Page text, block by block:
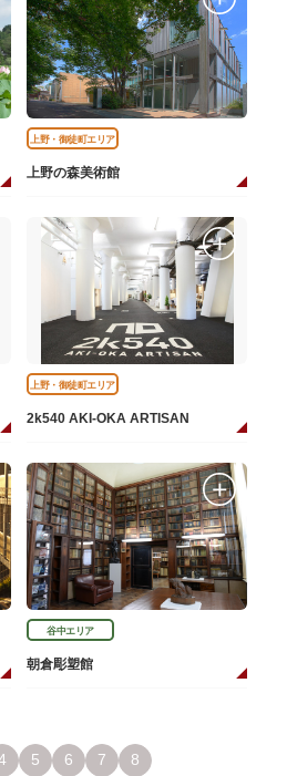
上野・御徒町エリア
上野の森美術館
上野・御徒町エリア
2k540 AKI-OKA ARTISAN
谷中エリア
朝倉彫塑館
5 6 7 8